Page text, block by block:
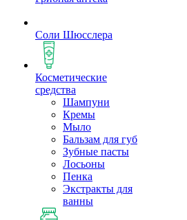
Соли Шюсслера
Косметические
средства
Шампуни
Кремы
Мыло
Бальзам для губ
Зубные пасты
Лосьоны
Пенка
Экстракты для
ванны